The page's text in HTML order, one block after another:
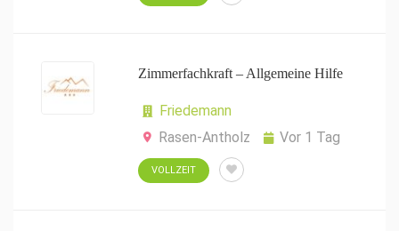
Zimmerfachkraft – Allgemeine Hilfe
Friedemann
Rasen-Antholz
Vor 1 Tag
VOLLZEIT